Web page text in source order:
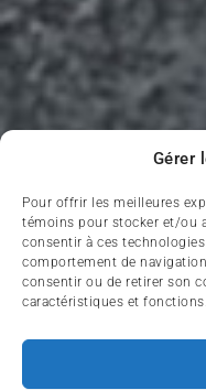
Gérer
Pour offrir les meilleures
témoins pour stocker et/ou
consentir à ces
comportement de
consentir ou de retirer son
caractéristiques et fonctions.